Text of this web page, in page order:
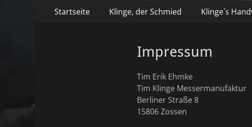
Primäres
Inhalt
Startseite Klinge, der Schmied Klinge´s
Impressum
Tim Erik Ehmke
Tim Klinge Messermanufaktur
Berliner Straße 8
15806 Zossen